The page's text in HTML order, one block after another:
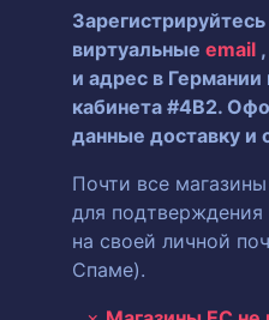
виртуальные email
и адрес в Германии
кабинета #4B2.
данные доставку и
Почти все
для
на своей личной
Спаме).